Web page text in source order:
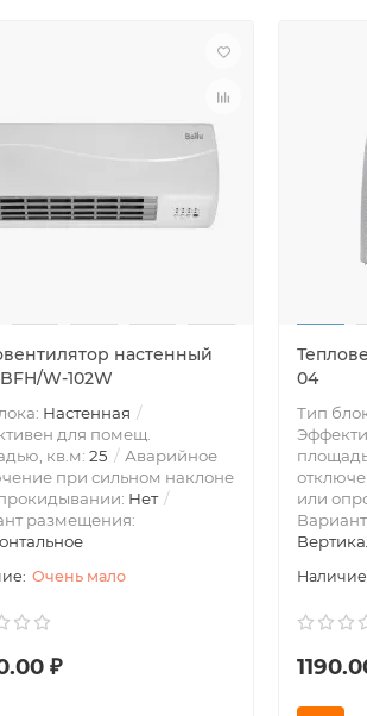
настенный
W-102W
Настенная
для помещ.
кв.м: 25
Аварийное
при сильном наклоне
Нет
размещения:
Очень мало
₽
04
Тип
или